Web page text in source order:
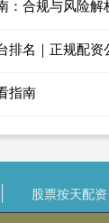
：合规与风险解
排名｜正规配资
指南
股票按天配资